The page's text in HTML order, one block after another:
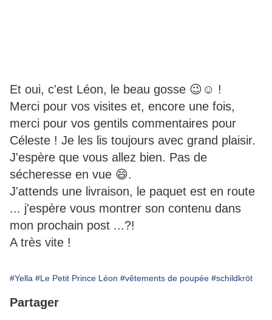
Et oui, c'est Léon, le beau gosse 😉☺️ !
Merci pour vos visites et, encore une fois,
merci pour vos gentils commentaires pour
Céleste ! Je les lis toujours avec grand plaisir.
J'espère que vous allez bien. Pas de
sécheresse en vue 😄.
J'attends une livraison, le paquet est en route
... j'espère vous montrer son contenu dans
mon prochain post ...?!
A très vite !
#Yella #Le Petit Prince Léon #vêtements de poupée #schildkröt
Partager